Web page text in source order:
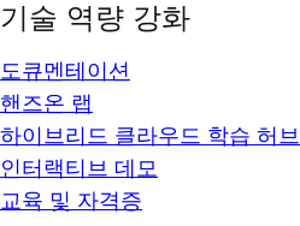
기술 역량 강화
도큐멘테이션
핸즈온 랩
하이브리드 클라우드 학습 허브
인터랙티브 데모
교육 및 자격증